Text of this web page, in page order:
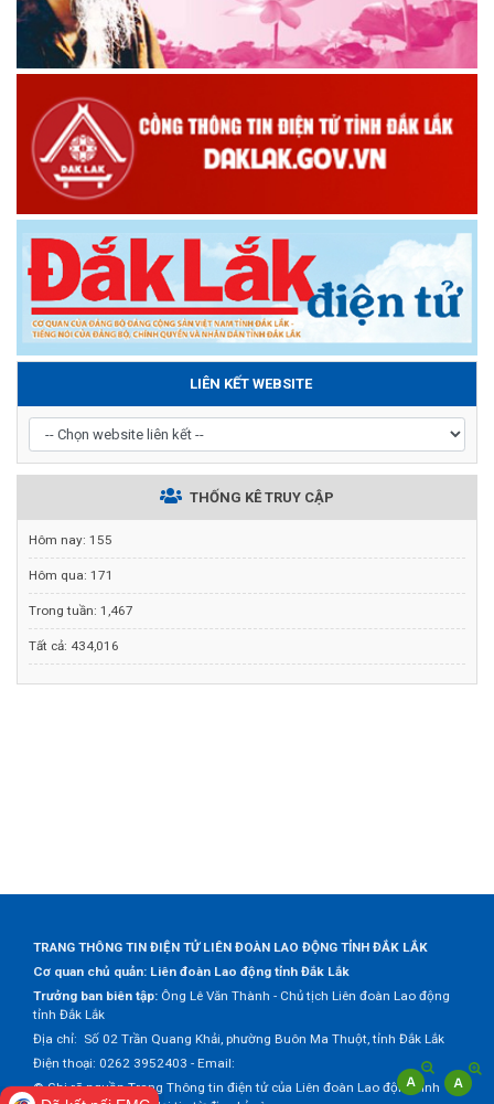
LIÊN KẾT WEBSITE
THỐNG KÊ TRUY CẬP
Hôm nay: 155
Hôm qua: 171
Trong tuần: 1,467
Tất cả: 434,016
TRANG THÔNG TIN ĐIỆN TỬ LIÊN ĐOÀN LAO ĐỘNG TỈNH ĐẮK LẮK
Cơ quan chủ quản: Liên đoàn Lao động tỉnh Đắk Lắk
Trưởng ban biên tập: Ông Lê Văn Thành - Chủ tịch Liên đoàn Lao động
tỉnh Đắk Lắk
Địa chỉ: Số 02 Trần Quang Khải, phường Buôn Ma Thuột, tỉnh Đắk Lắk
Điện thoại: 0262 3952403 - Email:
© Ghi rõ nguồn Trang Thông tin điện tử của Liên đoàn Lao động tỉnh